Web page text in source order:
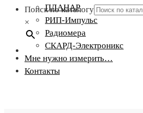
Поиск по каталогу
×
ПЛАНАР
РИП-Импульс
Радиомера
СКАРД-Электроникс
Мне нужно измерить…
Контакты